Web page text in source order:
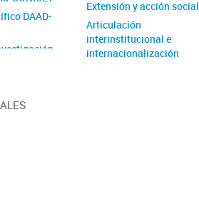
DAAD-
Extensión y acción social
Articulación
interinstitucional e
internacionalización